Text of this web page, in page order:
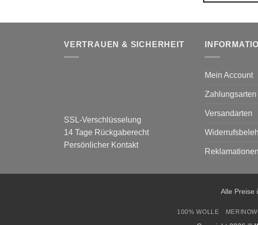
VERTRAUEN & SICHERHEIT
SSL-Verschlüsselung
14 Tage Rückgaberecht
Persönlicher Kontakt
Mein Account
Zahlungsarten
Versandarten
Reklamationen
Alle Preise
100% WOLLE